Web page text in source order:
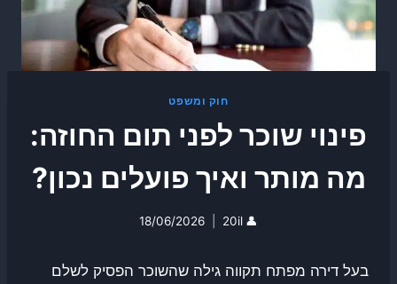
חוק ומשפט
פינוי שוכר לפני תום החוזה:
מה מותר ואיך פועלים נכון?
👤
20il
18/06/2026
בעל דירה מפתח תקווה גילה שהשוכר הפסיק לשלם